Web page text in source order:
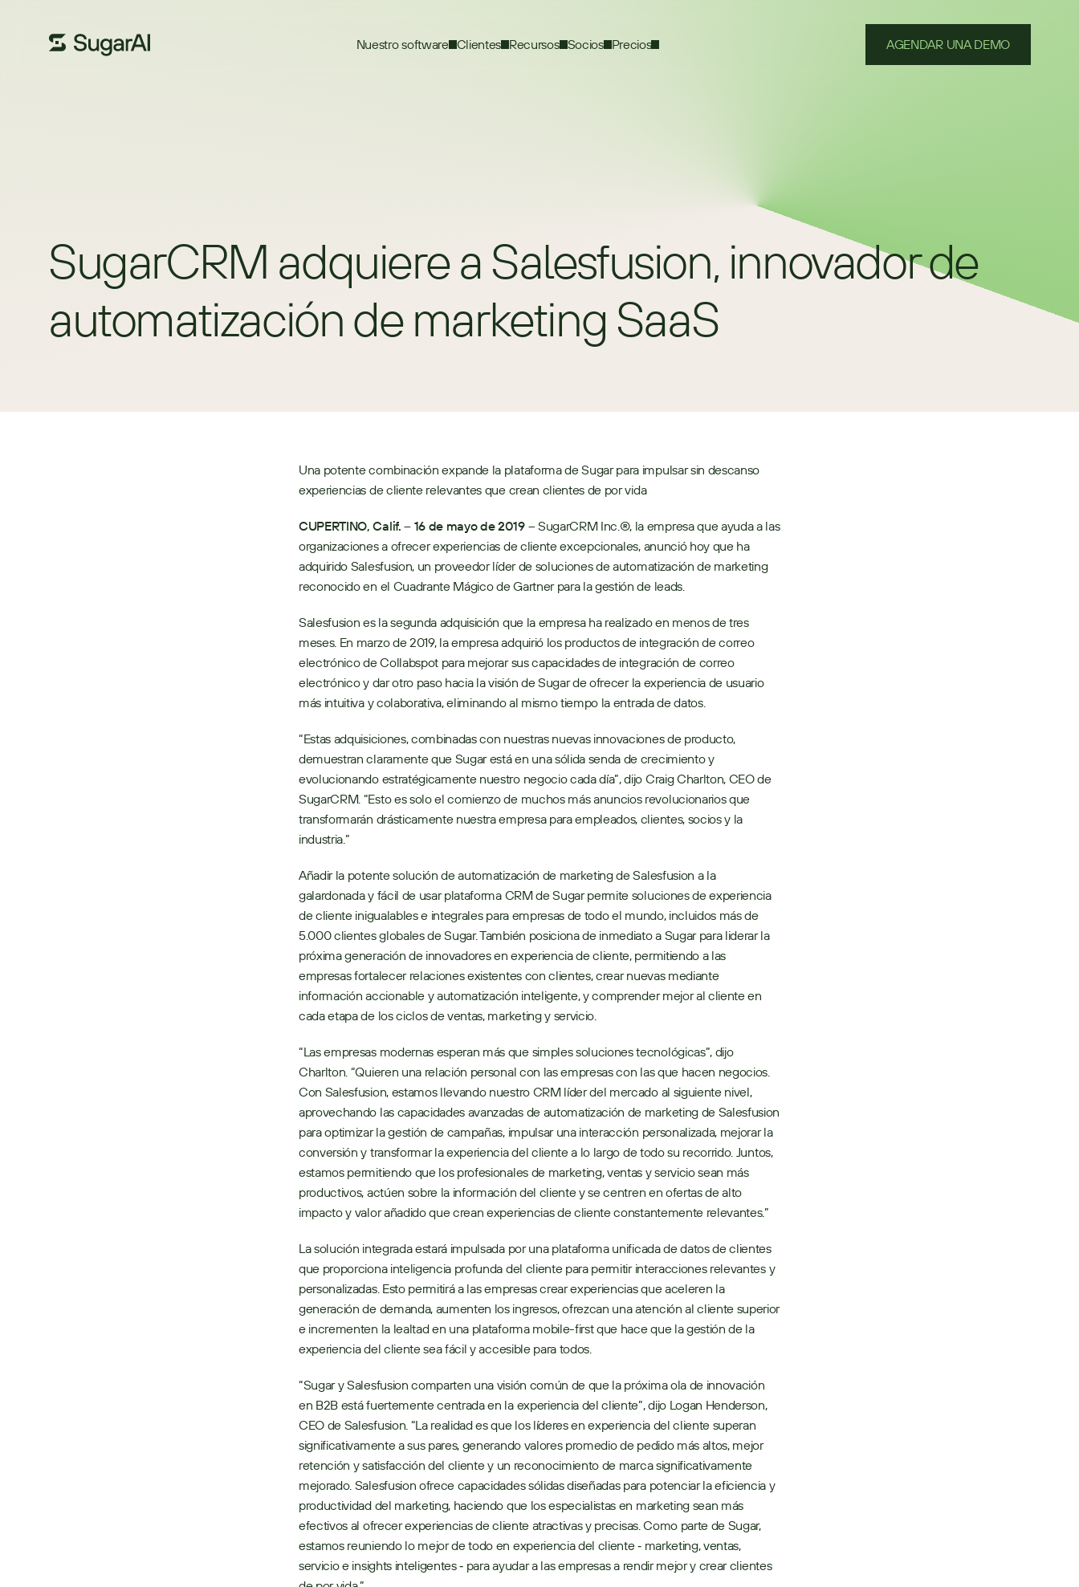
Nuestro software Clientes Recursos Socios Precios AGENDAR UNA DEMO
SugarCRM adquiere a Salesfusion, innovador de
automatización de marketing SaaS
Una potente combinación expande la plataforma de Sugar para impulsar sin descanso
experiencias de cliente relevantes que crean clientes de por vida
CUPERTINO, Calif. – 16 de mayo de 2019 – SugarCRM Inc.®, la empresa que ayuda a las
organizaciones a ofrecer experiencias de cliente excepcionales, anunció hoy que ha
adquirido Salesfusion, un proveedor líder de soluciones de automatización de marketing
reconocido en el Cuadrante Mágico de Gartner para la gestión de leads.
Salesfusion es la segunda adquisición que la empresa ha realizado en menos de tres
meses. En marzo de 2019, la empresa adquirió los productos de integración de correo
electrónico de Collabspot para mejorar sus capacidades de integración de correo
electrónico y dar otro paso hacia la visión de Sugar de ofrecer la experiencia de usuario
más intuitiva y colaborativa, eliminando al mismo tiempo la entrada de datos.
“Estas adquisiciones, combinadas con nuestras nuevas innovaciones de producto,
demuestran claramente que Sugar está en una sólida senda de crecimiento y
evolucionando estratégicamente nuestro negocio cada día”, dijo Craig Charlton, CEO de
SugarCRM. “Esto es solo el comienzo de muchos más anuncios revolucionarios que
transformarán drásticamente nuestra empresa para empleados, clientes, socios y la
industria.”
Añadir la potente solución de automatización de marketing de Salesfusion a la
galardonada y fácil de usar plataforma CRM de Sugar permite soluciones de experiencia
de cliente inigualables e integrales para empresas de todo el mundo, incluidos más de
5.000 clientes globales de Sugar. También posiciona de inmediato a Sugar para liderar la
próxima generación de innovadores en experiencia de cliente, permitiendo a las
empresas fortalecer relaciones existentes con clientes, crear nuevas mediante
información accionable y automatización inteligente, y comprender mejor al cliente en
cada etapa de los ciclos de ventas, marketing y servicio.
“Las empresas modernas esperan más que simples soluciones tecnológicas”, dijo
Charlton. “Quieren una relación personal con las empresas con las que hacen negocios.
Con Salesfusion, estamos llevando nuestro CRM líder del mercado al siguiente nivel,
aprovechando las capacidades avanzadas de automatización de marketing de Salesfusion
para optimizar la gestión de campañas, impulsar una interacción personalizada, mejorar la
conversión y transformar la experiencia del cliente a lo largo de todo su recorrido. Juntos,
estamos permitiendo que los profesionales de marketing, ventas y servicio sean más
productivos, actúen sobre la información del cliente y se centren en ofertas de alto
impacto y valor añadido que crean experiencias de cliente constantemente relevantes.”
La solución integrada estará impulsada por una plataforma unificada de datos de clientes
que proporciona inteligencia profunda del cliente para permitir interacciones relevantes y
personalizadas. Esto permitirá a las empresas crear experiencias que aceleren la
generación de demanda, aumenten los ingresos, ofrezcan una atención al cliente superior
e incrementen la lealtad en una plataforma mobile-first que hace que la gestión de la
experiencia del cliente sea fácil y accesible para todos.
“Sugar y Salesfusion comparten una visión común de que la próxima ola de innovación
en B2B está fuertemente centrada en la experiencia del cliente”, dijo Logan Henderson,
CEO de Salesfusion. “La realidad es que los líderes en experiencia del cliente superan
significativamente a sus pares, generando valores promedio de pedido más altos, mejor
retención y satisfacción del cliente y un reconocimiento de marca significativamente
mejorado. Salesfusion ofrece capacidades sólidas diseñadas para potenciar la eficiencia y
productividad del marketing, haciendo que los especialistas en marketing sean más
efectivos al ofrecer experiencias de cliente atractivas y precisas. Como parte de Sugar,
estamos reuniendo lo mejor de todo en experiencia del cliente ‐ marketing, ventas,
servicio e insights inteligentes ‐ para ayudar a las empresas a rendir mejor y crear clientes